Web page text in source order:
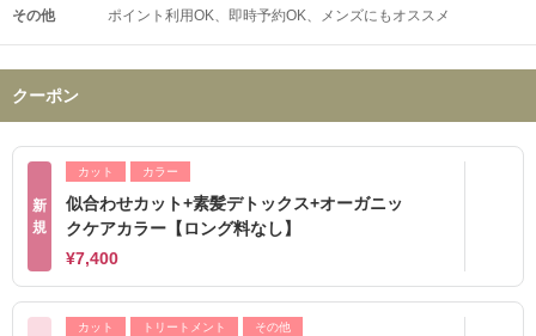
その他 ポイント利用OK 即時予約OK メンズにもオススメ
クーポン
新
規
カット カラー
似合わせカット+素髪デトックス+オーガニッ
クケアカラー【ロング料なし】
¥7,400
カット トリートメント その他